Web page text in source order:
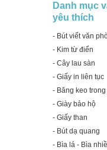
Danh mục
yêu thích
- Bút viết văn
- Kim từ điển
- Cây lau sàn
- Giấy in liên tục
- Băng keo
- Giày bảo hộ
- Giấy than
- Bút dạ quang
- Bìa lá - Bìa